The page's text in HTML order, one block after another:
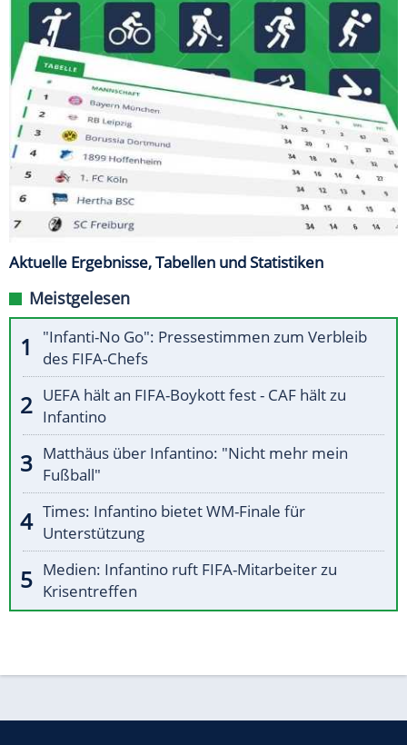
Aktuelle Ergebnisse, Tabellen und Statistiken
Meistgelesen
"Infanti-No Go": Pressestimmen zum Verbleib
des FIFA-Chefs
UEFA hält an FIFA-Boykott fest - CAF hält zu
Infantino
Matthäus über Infantino: "Nicht mehr mein
Fußball"
Times: Infantino bietet WM-Finale für
Unterstützung
Medien: Infantino ruft FIFA-Mitarbeiter zu
Krisentreffen